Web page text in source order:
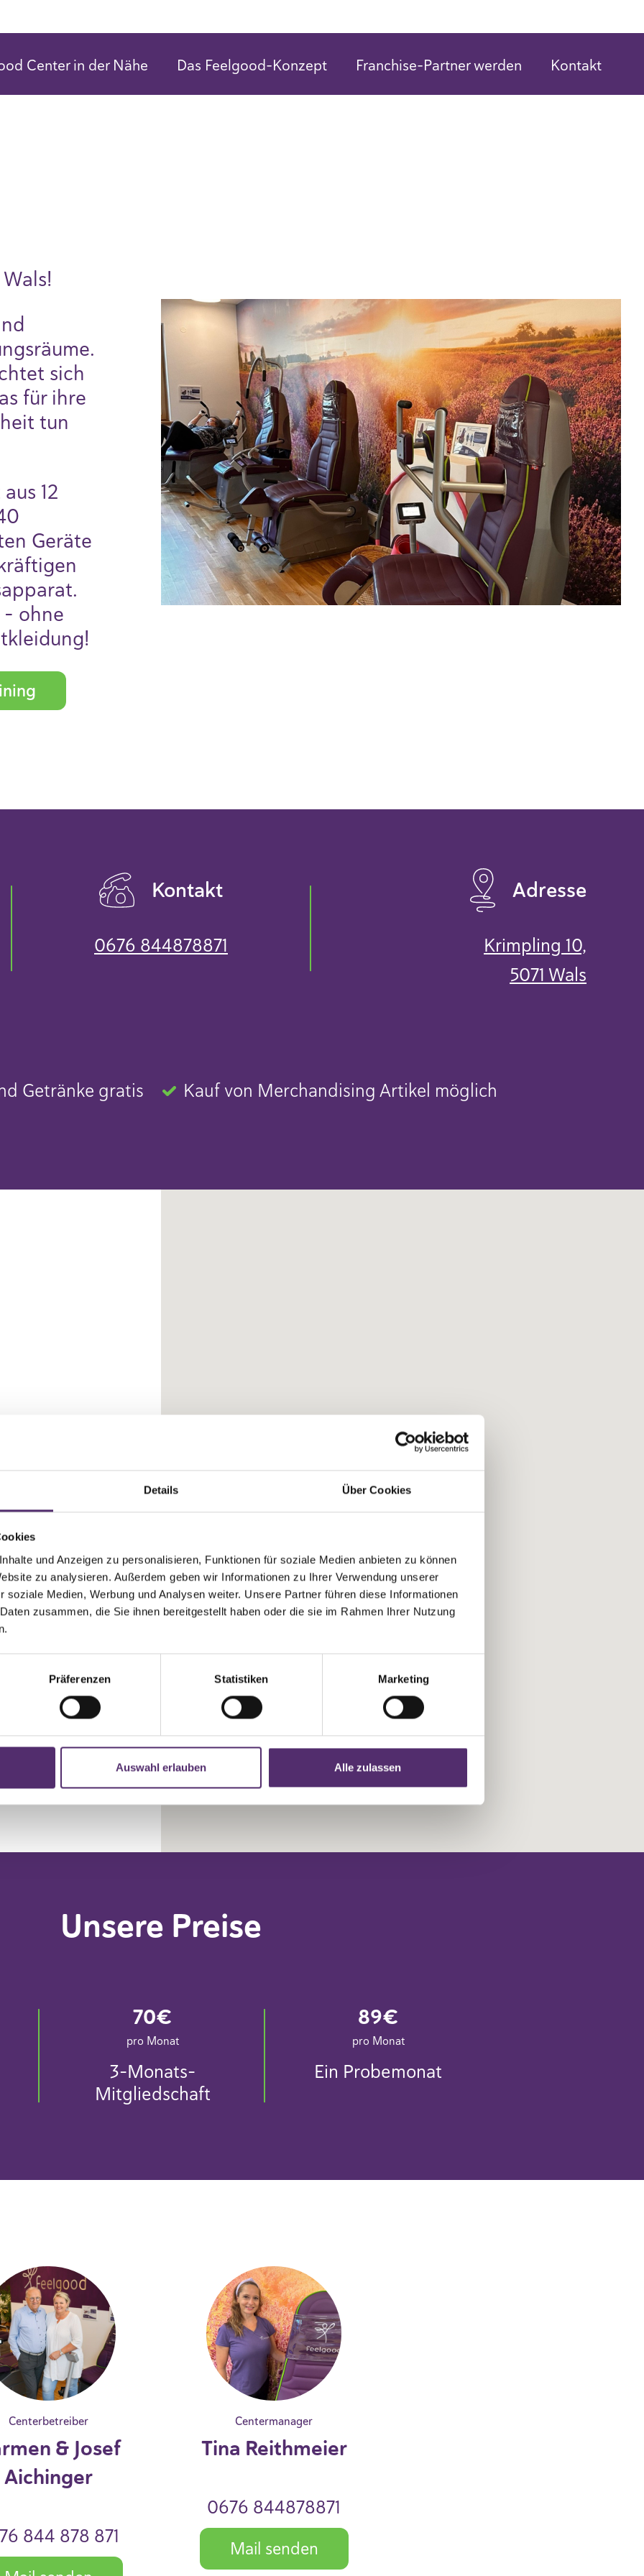
Details Über Cookies
und Anzeigen zu personalisieren, Funktionen für soziale Medien anbieten zu können
zu analysieren. Außerdem geben wir Informationen zu Ihrer Verwendung unserer
soziale Medien, Werbung und Analysen weiter. Unsere Partner führen diese Informationen
zusammen, die Sie ihnen bereitgestellt haben oder die sie im Rahmen Ihrer Nutzung
Präferenzen Statistiken Marketing
Auswahl erlauben Alle zulassen
Center in der Nähe Das Feelgood-Konzept Franchise-Partner werden Kontakt
sich
für ihre
tun
12
Geräte
- ohne
Kontakt
0676 844878871
Adresse
Krimpling 10,
5071 Wals
Getränke gratis
Kauf von Merchandising Artikel möglich
markierten
Unsere Preise
70€
pro Monat
3-Monats-
Mitgliedschaft
89€
pro Monat
Ein Probemonat
Centerbetreiber
& Josef
Aichinger
844 878 871
Centermanager
Tina Reithmeier
0676 844878871
Mail senden